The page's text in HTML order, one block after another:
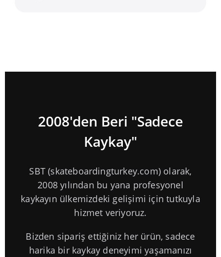
2008'den Beri "Sadece
Kaykay"
SBT (skateboardingturkey.com) olarak,
2008 yılından bu yana profesyonel
kaykayın ülkemizdeki gelişimi için tutkuyla
hizmet veriyoruz.
Bizden sipariş ettiğiniz her ürün, sadece
harika bir kaykay deneyimi yaşamanızı